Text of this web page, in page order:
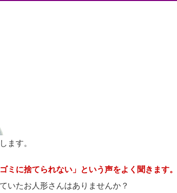
ます。
ミに捨てられない」という声をよく聞きます。
いたお人形さんはありませんか？